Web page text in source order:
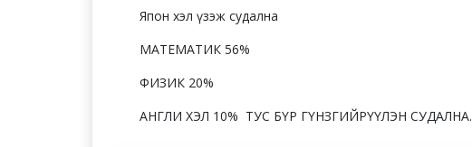
Япон хэл үзэж судална
МАТЕМАТИК 56%
ФИЗИК 20%
АНГЛИ ХЭЛ 10% ТУС БҮР ГҮНЗГИЙРҮҮЛЭН СУДАЛНА.